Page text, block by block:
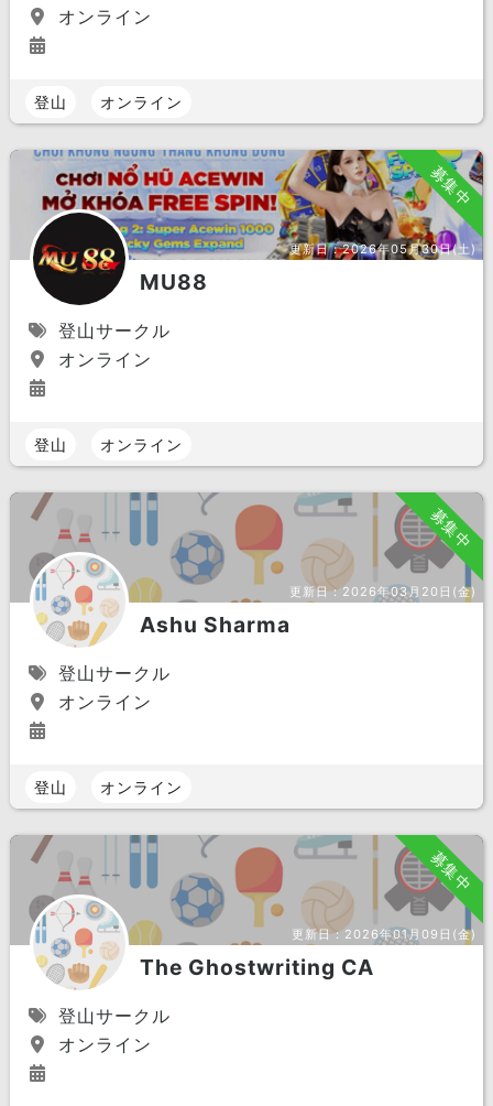
オンライン
登山 オンライン
募集中
更新日：2026年05月30日(土)
MU88
登山サークル
オンライン
登山 オンライン
募集中
更新日：2026年03月20日(金)
Ashu Sharma
登山サークル
オンライン
登山 オンライン
募集中
更新日： 2026年01月09日(金)
The Ghostwriting CA
登山サークル
オンライン